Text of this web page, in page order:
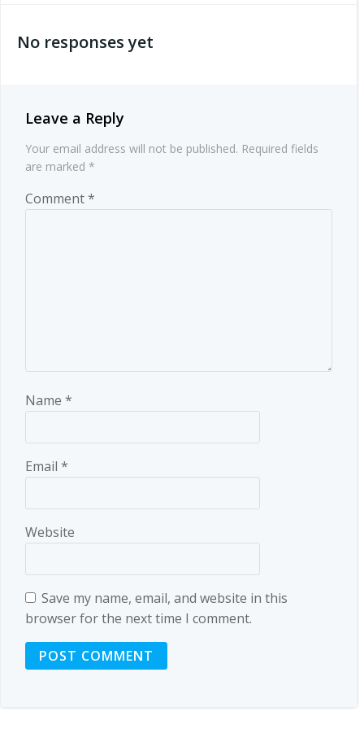
navigation
No responses yet
Leave a Reply
Your email address will not be published. Required fields
are marked *
Comment*
Name *
Email *
Website
Save my name, email, and website in this
browser for the next time I comment.